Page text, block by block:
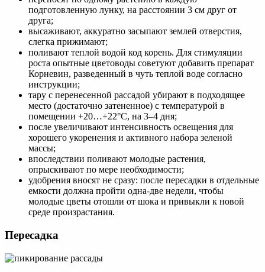
подготовленную лунку, на расстоянии 3 см друг от
друга;
высаживают, аккуратно засыпают землей отверстия,
слегка прижимают;
поливают теплой водой код корень. Для стимуляции
роста опытные цветоводы советуют добавить препарат
Корневин, разведенный в чуть теплой воде согласно
инструкции;
тару с перенесенной рассадой убирают в подходящее
место (достаточно затененное) с температурой в
помещении +20…+22°С, на 3–4 дня;
после увеличивают интенсивность освещения для
хорошего укоренения и активного набора зеленой
массы;
впоследствии поливают молодые растения,
опрыскивают по мере необходимости;
удобрения вносят не сразу: после пересадки в отдельные
емкости должна пройти одна-две недели, чтобы
молодые цветы отошли от шока и привыкли к новой
среде произрастания.
Пересадка